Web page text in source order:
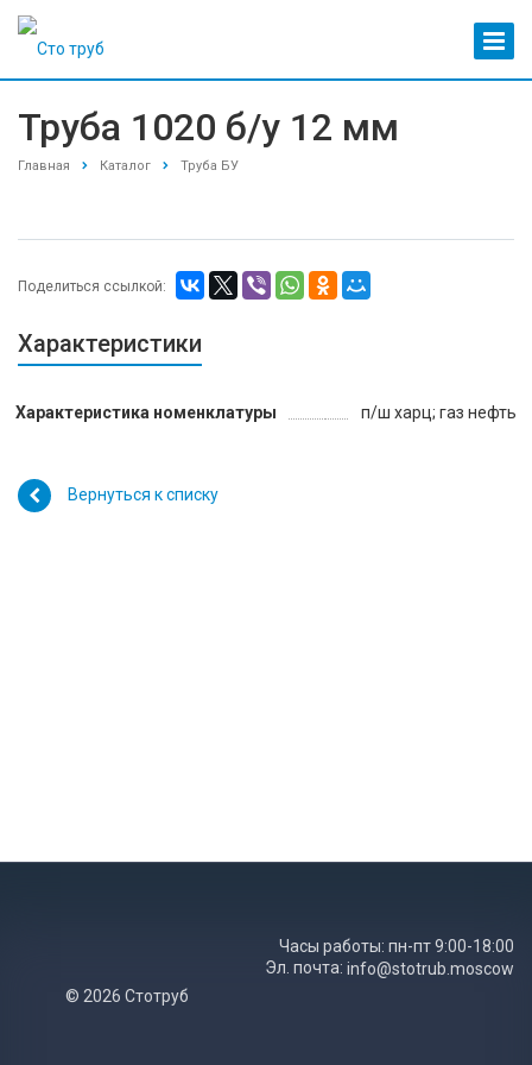
Труба 1020 б/у 12 мм
Главная Каталог Труба БУ
Поделиться ссылкой:
Характеристики
Характеристика номенклатуры п/ш харц; газ нефть
Вернуться к списку
Часы работы: пн-пт 9:00-18:00
Эл. почта: info@stotrub.moscow
© 2026 Стотруб